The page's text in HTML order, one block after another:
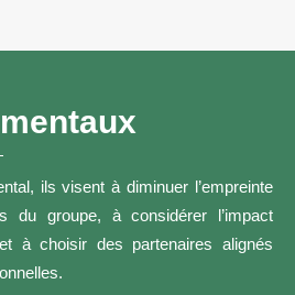
ils visent à diminuer l’empreinte
du groupe, à considérer l’impact
à choisir des partenaires alignés